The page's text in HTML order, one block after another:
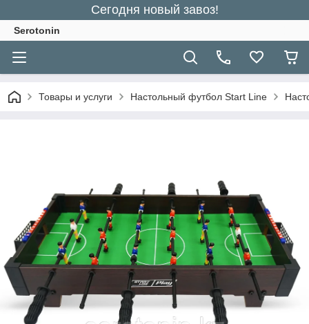
Сегодня новый завоз!
Serotonin
Товары и услуги Настольный футбол Start Line